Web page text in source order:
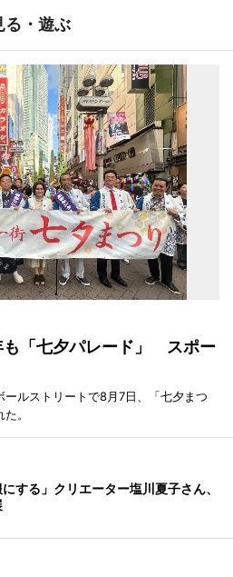
る・遊ぶ
も「七夕パレード」 スポー
ルストリートで8月7日、「七夕まつ
。
にする」クリエーター塩川夏子さん、